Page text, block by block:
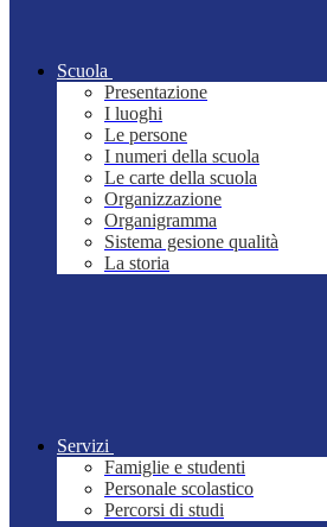
Scuola
Presentazione
I luoghi
Le persone
I numeri della scuola
Le carte della scuola
Organizzazione
Organigramma
Sistema gesione qualità
La storia
Servizi
Famiglie e studenti
Personale scolastico
Percorsi di studi